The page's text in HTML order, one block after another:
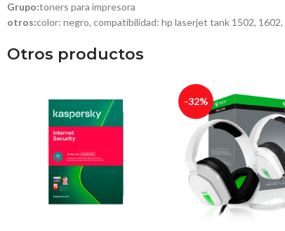
Grupo:toners para impresora
otros:color: negro, compatibilidad: hp laserjet tank 1502,
Otros productos
-32%